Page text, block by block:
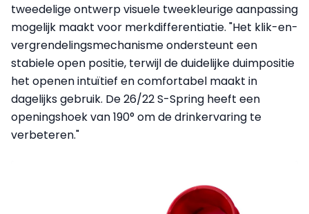
tweedelige ontwerp visuele tweekleurige aanpassing
mogelijk maakt voor merkdifferentiatie. "Het klik-en-
vergrendelingsmechanisme ondersteunt een
stabiele open positie, terwijl de duidelijke duimpositie
het openen intuïtief en comfortabel maakt in
dagelijks gebruik. De 26/22 S-Spring heeft een
openingshoek van 190° om de drinkervaring te
verbeteren."